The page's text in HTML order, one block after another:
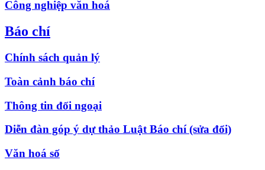
Công nghiệp văn hoá
Báo chí
Chính sách quản lý
Toàn cảnh báo chí
Thông tin đối ngoại
Diễn đàn góp ý dự thảo Luật Báo chí (sửa đổi)
Văn hoá số